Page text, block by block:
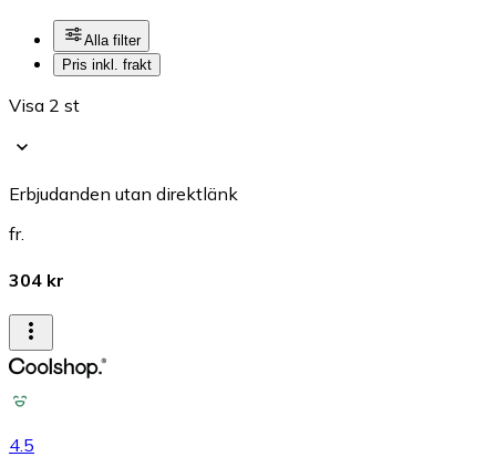
Alla filter
Pris inkl. frakt
Visa 2 st
Erbjudanden utan direktlänk
fr.
304 kr
4.5